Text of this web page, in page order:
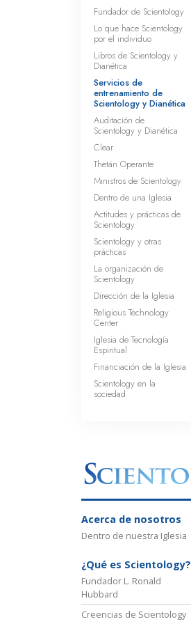
Fundador de Scientology
Lo que hace Scientology
por el individuo
Libros de Scientology y
Dianética
Servicios de
entrenamiento de
Scientology y Dianética
Auditación de
Scientology y Dianética
Clear
Thetán Operante
Ministros de Scientology
Dentro de una Iglesia
Actitudes y prácticas de
Scientology
Scientology y otras
prácticas
La organización de
Scientology
Dirección de la Iglesia
Religious Technology
Center
Iglesia de Tecnología
Espiritual
Financiación de la Iglesia
Scientology en la
sociedad
Acerca de nosotros
Dentro de nuestra Iglesia
¿Qué es Scientology?
Fundador L. Ronald
Hubbard
Creencias de Scientology